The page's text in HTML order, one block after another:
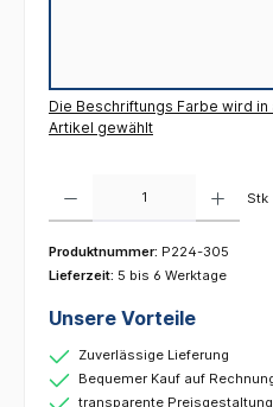
Die Beschriftungs Farbe wird
Artikel gewählt
Stk
Produktnummer: P224-305
Lieferzeit: 5 bis 6 Werktage
Unsere Vorteile
Zuverlässige Lieferung
Bequemer Kauf auf
transparente Preisgestaltung